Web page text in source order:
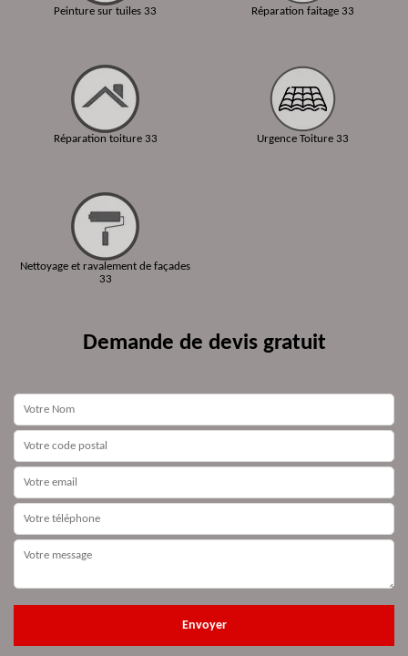
Peinture sur tuiles 33
Réparation toiture 33
Nettoyage et ravalement de façades
33
Réparation faitage 33
Urgence Toiture 33
Demande de devis gratuit